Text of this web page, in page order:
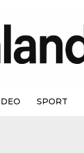
SPORT